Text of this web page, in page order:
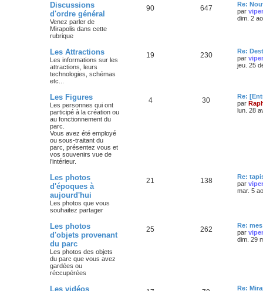
Discussions
d'ordre général
Venez parler de
Mirapolis dans cette
rubrique
90 647
Re:
par
dim. 2
Les Attractions
Les informations sur les
attractions, leurs
technologies, schémas
etc...
19 230
Re:
par
jeu. 25
Les Figures
Les personnes qui ont
participé à la création ou
au fonctionnement du
parc.
Vous avez été employé
ou sous-traitant du
parc, présentez vous et
vos souvenirs vue de
l’intérieur.
4 30
Re:
par
lun. 28
Les photos
d'époques à
aujourd'hui
Les photos que vous
souhaitez partager
21 138
Re:
par
mar. 5
Les photos
d'objets provenant
du parc
Les photos des objets
du parc que vous avez
gardées ou
réccupérées
25 262
Re:
par
dim. 29
Les vidéos
Re: